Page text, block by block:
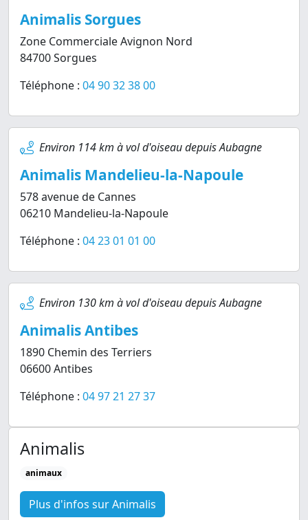
Animalis Sorgues
Zone Commerciale Avignon Nord
84700 Sorgues
Téléphone : 04 90 32 38 00
Environ 114 km à vol d'oiseau depuis Aubagne
Animalis Mandelieu-la-Napoule
578 avenue de Cannes
06210 Mandelieu-la-Napoule
Téléphone : 04 23 01 01 00
Environ 130 km à vol d'oiseau depuis Aubagne
Animalis Antibes
1890 Chemin des Terriers
06600 Antibes
Téléphone : 04 97 21 27 37
Animalis
animaux
Plus d'infos sur Animalis